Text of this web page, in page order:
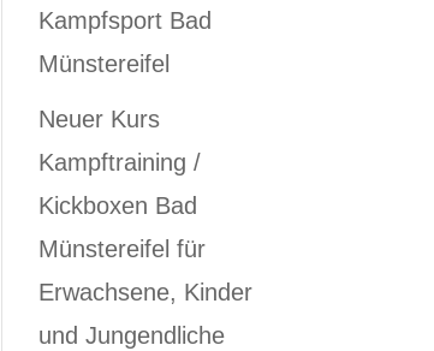
Kampfsport Bad
Münstereifel
Neuer Kurs
Kampftraining /
Kickboxen Bad
Münstereifel für
Erwachsene, Kinder
und Jungendliche